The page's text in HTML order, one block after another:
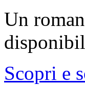
Un
Scopri e